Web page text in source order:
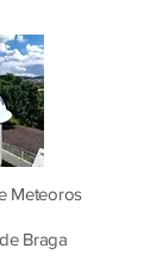
Meteoros
Braga